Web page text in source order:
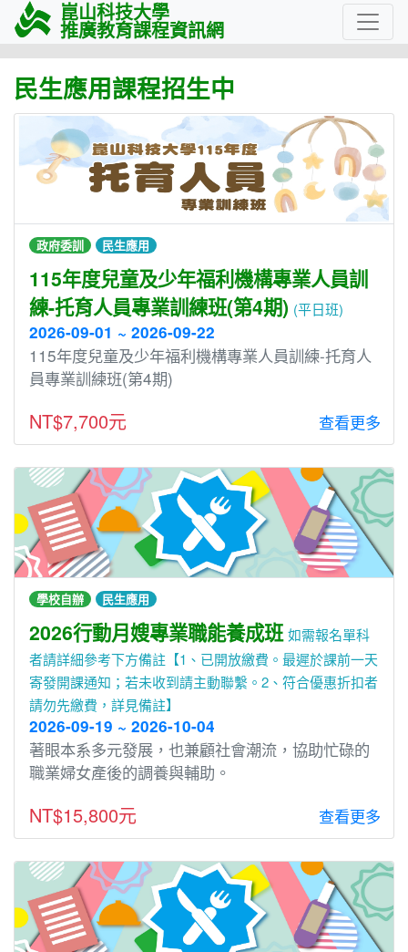
崑山科技大學
推廣教育課程資訊網
民生應用課程招生中
政府委訓 民生應用
115年度兒童及少年福利機構專業人員訓
練-托育人員專業訓練班(第4期) (平日班)
2026-09-01 ~ 2026-09-22
115年度兒童及少年福利機構專業人員訓練-托育人
員專業訓練班(第4期)
NT$7,700元 查看更多
學校自辦 民生應用
2026行動月嫂專業職能養成班 如需報名單科
者請詳細參考下方備註【1、已開放繳費。最遲於課前一天
寄發開課通知；若未收到請主動聯繫。2、符合優惠折扣者
請勿先繳費，詳見備註】
2026-09-19 ~ 2026-10-04
著眼本系多元發展，也兼顧社會潮流，協助忙碌的
職業婦女產後的調養與輔助。
NT$15,800元 查看更多